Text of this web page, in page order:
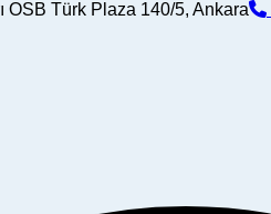
Türk Plaza 140/5, Ankara